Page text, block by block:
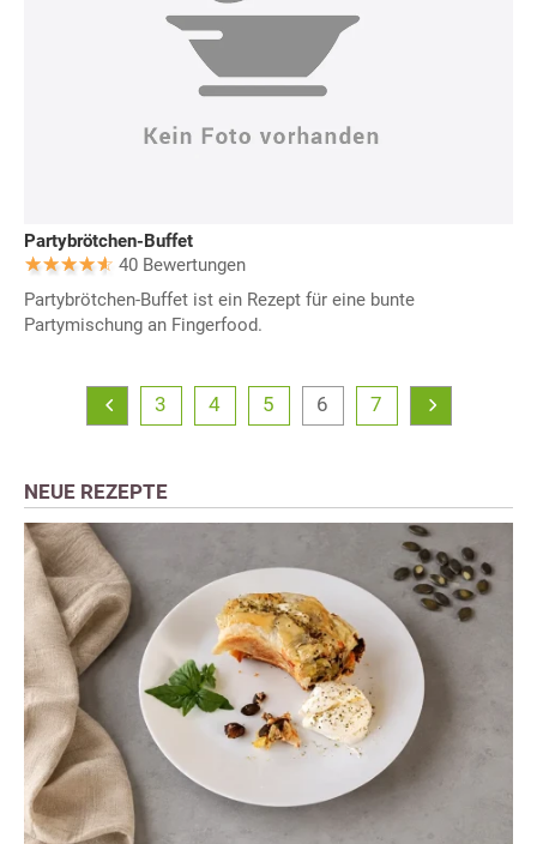
Partybrötchen-Buffet
40 Bewertungen
Partybrötchen-Buffet ist ein Rezept für eine bunte
Partymischung an Fingerfood.
3 4 5 6 7
NEUE REZEPTE